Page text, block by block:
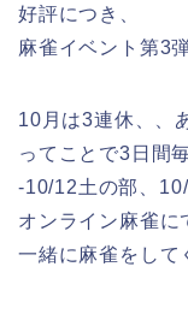
好評につき、
麻雀イベント第3
10月は3連休、、
ってことで3日間
-10/12土の部、
オンライン麻雀に
一緒に麻雀をして